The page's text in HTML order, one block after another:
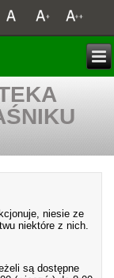
niesie ze
niektóre z nich.
są dostępne